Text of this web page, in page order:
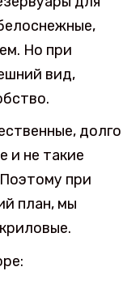
Но при
вид,
долго
и не такие
при
план, мы